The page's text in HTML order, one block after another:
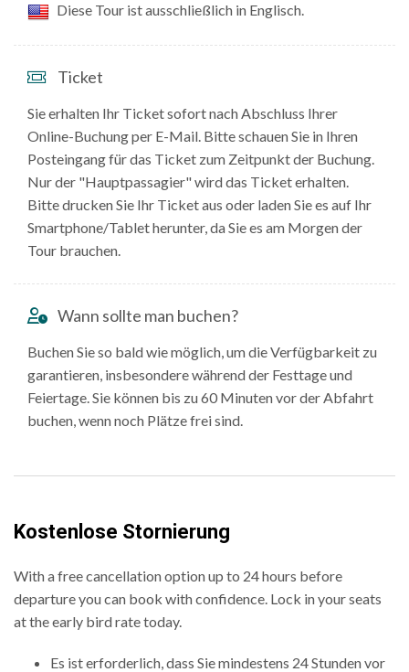
Diese Tour ist ausschließlich in Englisch.
Ticket
Sie erhalten Ihr Ticket sofort nach Abschluss Ihrer
Online-Buchung per E-Mail. Bitte schauen Sie in Ihren
Posteingang für das Ticket zum Zeitpunkt der Buchung.
Nur der "Hauptpassagier" wird das Ticket erhalten.
Bitte drucken Sie Ihr Ticket aus oder laden Sie es auf Ihr
Smartphone/Tablet herunter, da Sie es am Morgen der
Tour brauchen.
Wann sollte man buchen?
Buchen Sie so bald wie möglich, um die Verfügbarkeit zu
garantieren, insbesondere während der Festtage und
Feiertage. Sie können bis zu 60 Minuten vor der Abfahrt
buchen, wenn noch Plätze frei sind.
Kostenlose Stornierung
With a free cancellation option up to 24 hours before
departure you can book with confidence. Lock in your seats
at the early bird rate today.
Es ist erforderlich, dass Sie mindestens 24 Stunden vor